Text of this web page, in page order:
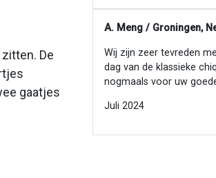
De
gaatjes
A. Meng / Groningen,
Wij zijn zeer tevreden
dag van de klassieke
nogmaals voor uw
Juli 2024